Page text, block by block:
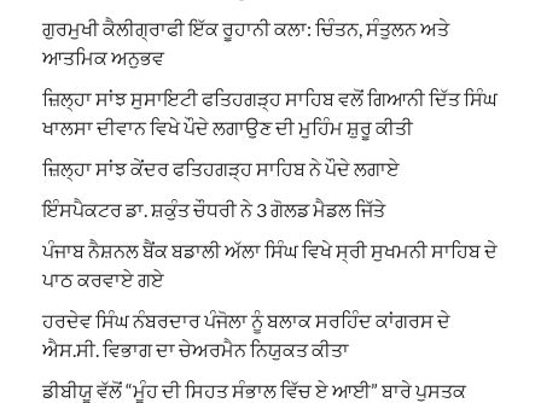
ਗੁਰਮੁਖੀ ਕੈਲੀਗ੍ਰਾਫੀ ਇੱਕ ਰੂਹਾਨੀ ਕਲਾ: ਚਿੰਤਨ, ਸੰਤੁਲਨ ਅਤੇ
ਆਤਮਿਕ ਅਨੁਭਵ
ਜ਼ਿਲ੍ਹਾ ਸਾਂਝ ਸੁਸਾਇਟੀ ਫਤਿਹਗੜ੍ਹ ਸਾਹਿਬ ਵਲੋਂ ਗਿਆਨੀ ਦਿੱਤ ਸਿੰਘ
ਖਾਲਸਾ ਦੀਵਾਨ ਵਿਖੇ ਪੌਦੇ ਲਗਾਉਣ ਦੀ ਮੁਹਿੰਮ ਸ਼ੁਰੂ ਕੀਤੀ
ਜ਼ਿਲ੍ਹਾ ਸਾਂਝ ਕੇਂਦਰ ਫਤਿਹਗੜ੍ਹ ਸਾਹਿਬ ਨੇ ਪੌਦੇ ਲਗਾਏ
ਇੰਸਪੈਕਟਰ ਡਾ. ਸ਼ਕੁੰਤ ਚੌਧਰੀ ਨੇ 3 ਗੋਲਡ ਮੈਡਲ ਜਿੱਤੇ
ਪੰਜਾਬ ਨੈਸ਼ਨਲ ਬੈਂਕ ਬਡਾਲੀ ਅੱਲਾ ਸਿੰਘ ਵਿਖੇ ਸ੍ਰੀ ਸੁਖਮਨੀ ਸਾਹਿਬ ਦੇ
ਪਾਠ ਕਰਵਾਏ ਗਏ
ਹਰਦੇਵ ਸਿੰਘ ਨੰਬਰਦਾਰ ਪੰਜੋਲਾ ਨੂੰ ਬਲਾਕ ਸਰਹਿੰਦ ਕਾਂਗਰਸ ਦੇ
ਐਸ.ਸੀ. ਵਿਭਾਗ ਦਾ ਚੇਅਰਮੈਨ ਨਿਯੁਕਤ ਕੀਤਾ
ਡੀਬੀਯੂ ਵੱਲੋਂ “ਮੂੰਹ ਦੀ ਸਿਹਤ ਸੰਭਾਲ ਵਿੱਚ ਏ ਆਈ” ਬਾਰੇ ਪੁਸਤਕ